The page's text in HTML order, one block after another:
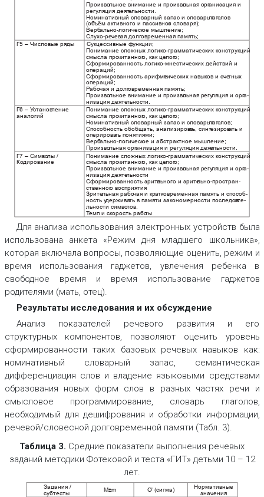
Произвольное внимание и произвольная организация и
регуляция деятельности.
Номинативный словарный запас и словарь глаголов
(объём активного и пассивного словаря);
Вербально-логическое мышление;
Слухо-речевая долговременная память;
Г5 – Числовые ряды Сукцессивные функции;
Понимание сложных логико-грамматических конструкций и
смысла прочитанного, как целого;
Сформированность логико-мнестических действий и
операций;
Сформированность арифметических навыков и счетных
операций;
Рабочая и долговременная память;
Произвольное внимание и произвольная регуляция и орга-
низация деятельности.
Г6 – Установление
аналогий
Понимание сложных логико-грамматических конструкций и
смысла прочитанного, как целого;
Номинативный словарный запас и словарь глаголов;
Способность обобщать, анализировать, синтезировать и
оперировать понятиями;
Вербально-логическое и абстрактное мышление;
Произвольная организация и регуляция деят
ельности.
Г7 – Символы /
Кодирование
Понимание сложных логико-грамматических конструкций и
смысла прочитанного, как целого;
Произвольное внимание и произвольная регуляция и орга-
низация деятельности
Сформированность зрительного и зрительно-простран-
ственного восприятия
Зрительная рабочая и кратковременная память и способ-
ность удерживать в памяти закономерности последов
ате-
льности символов.
Темп и скорость работы
Для анализа использования электронных устройств была
использована анкета «Режим дня младшего школьника»,
которая включала вопросы, позволяющие оценить, режим и
время использования гаджетов, увлечения ребенка в
свободное время и время использование гаджетов
родителями (мать, отец).
Результаты исследования и их обсуждение
Анализ показателей речевого развития и его
структурных компонентов, позволяют оценить уровень
сформированности таких базовых речевых навыков как:
номинативный словарный запас, семантическая
дифференциация слов и владение языковыми средствами
образования новых форм слов в разных частях речи и
смысловое программирование, словарь глаголов,
необходимый для дешифрования и обработки информации,
речевой/словесной долговременной памяти (Табл. 3).
Таблица 3. Средние показатели выполнения речевых
заданий методики Фотековой и теста «ГИТ» детьми 10 – 12
лет.
Задания /
субтесты
M±m Ơ (сигма)
Нормативные
значения